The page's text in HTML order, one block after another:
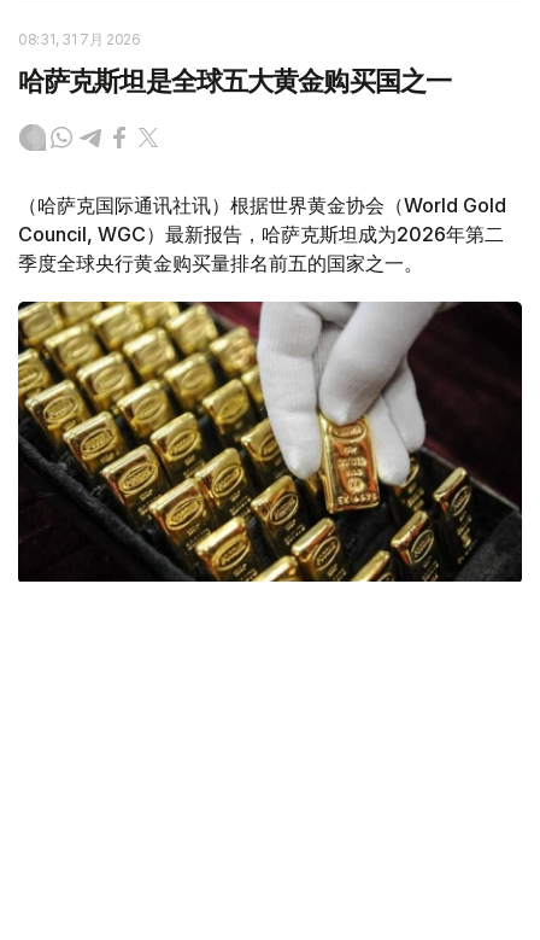
08:31, 31 7月 2026
哈萨克斯坦是全球五大黄金购买国之一
（哈萨克国际通讯社讯）根据世界黄金协会（World Gold
Council, WGC）最新报告，哈萨克斯坦成为2026年第二
季度全球央行黄金购买量排名前五的国家之一。